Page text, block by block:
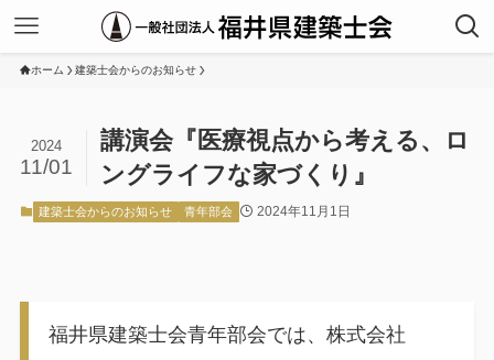
ホーム 建築士会からのお知らせ
講演会『医療視点から考える、ロ
ングライフな家づくり』
2024
11/01
建築士会からのお知らせ 青年部会 2024年11月1日
福井県建築士会青年部会では、株式会社